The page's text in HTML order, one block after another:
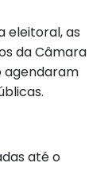
eleitoral, as
da Câmara
agendaram
até o